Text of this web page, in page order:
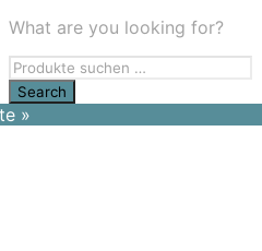
What are you looking for?
»